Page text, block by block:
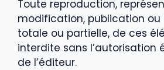
Toute reproduction,
modification, publication
totale ou partielle, de ces
interdite sans l’autorisation
de l’éditeur.